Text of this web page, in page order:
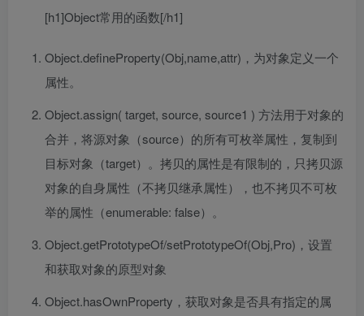
[h1]Object常用的函数[/h1]
Object.defineProperty(Obj,name,attr)，为对象定义一个
属性。
Object.assign( target, source, source1 ) 方法用于对象的
合并，将源对象（source）的所有可枚举属性，复制到
目标对象（target）。拷贝的属性是有限制的，只拷贝源
对象的自身属性（不拷贝继承属性），也不拷贝不可枚
举的属性（enumerable: false）。
Object.getPrototypeOf/setPrototypeOf(Obj,Pro)，设置
和获取对象的原型对象
Object.hasOwnProperty，获取对象是否具有指定的属